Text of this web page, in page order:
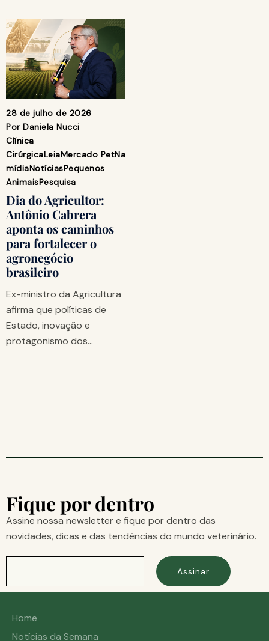
28 de julho de 2026
Por Daniela Nucci
Clínica
CirúrgicaLeiaMercado PetNa
mídiaNotíciasPequenos
AnimaisPesquisa
Dia do Agricultor:
Antônio Cabrera
aponta os caminhos
para fortalecer o
agronegócio
brasileiro
Ex-ministro da Agricultura
afirma que políticas de
Estado, inovação e
protagonismo dos…
Fique por dentro
Assine nossa newsletter e fique por dentro das
novidades, dicas e das tendências do mundo veterinário.
Assinar
Home
Notícias da Semana